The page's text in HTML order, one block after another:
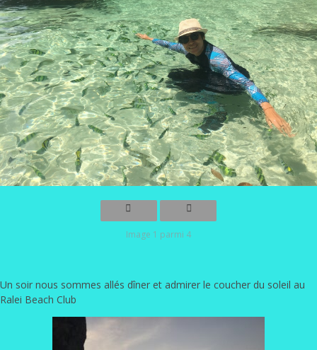
Image 1 parmi 4
Un soir nous sommes allés dîner et admirer le coucher du soleil au
Ralei Beach Club